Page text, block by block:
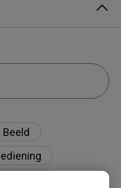
Beeld